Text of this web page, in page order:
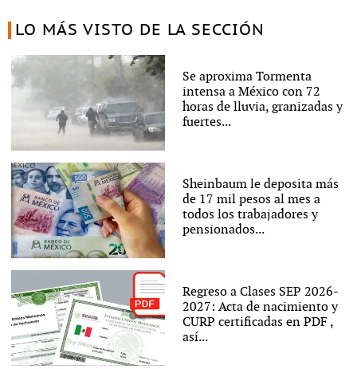
LO MÁS VISTO DE LA SECCIÓN
Se aproxima Tormenta
intensa a México con 72
horas de lluvia, granizadas y
fuertes...
Sheinbaum le deposita más
de 17 mil pesos al mes a
todos los trabajadores y
pensionados...
Regreso a Clases SEP 2026-
2027: Acta de nacimiento y
CURP certificadas en PDF ,
así...